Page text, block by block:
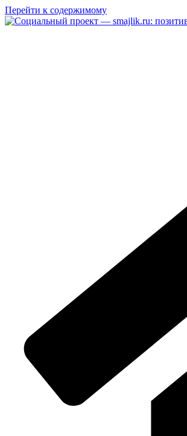
Перейти к содержимому